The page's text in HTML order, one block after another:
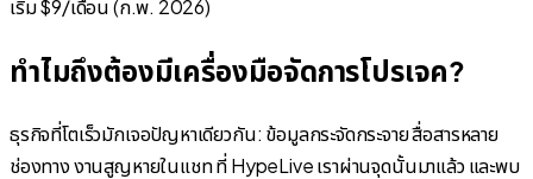
เริ่ม $9/เดือน (ก.พ. 2026)
ทำไมถึงต้องมีเครื่องมือจัดการโปรเจค?
ธุรกิจที่โตเร็วมักเจอปัญหาเดียวกัน: ข้อมูลกระจัดกระจาย สื่อสารหลาย
ช่องทาง งานสูญหายในแชท ที่ HypeLive เราผ่านจุดนั้นมาแล้ว และพบ